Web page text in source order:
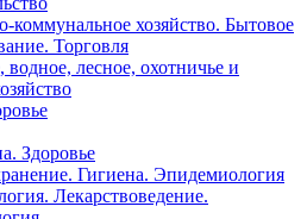
хозяйство. Бытовое
Торговля
водное, лесное, охотничье и
Здоровье
Гигиена. Эпидемиология
Лекарствоведение.